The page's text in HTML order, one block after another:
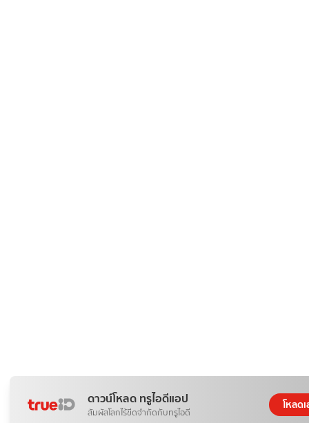
ดาวน์โหลด ทรูไอดีแอป
สัมผัสโลกไร้ขีดจำกัดกับทรูไอดี
โหลด